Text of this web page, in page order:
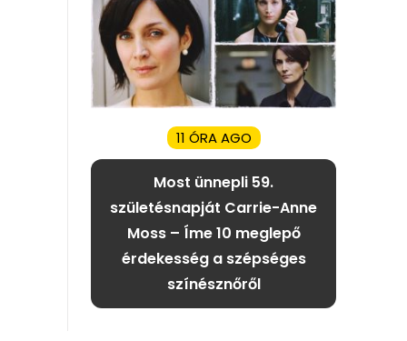
11 ÓRA AGO
Most ünnepli 59.
születésnapját Carrie-Anne
Moss – Íme 10 meglepő
érdekesség a szépséges
színésznőről